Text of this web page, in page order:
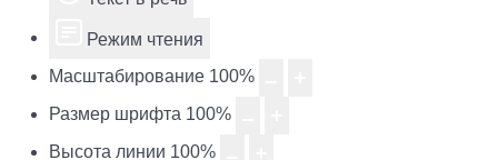
Режим чтения
Масштабирование 100%
Размер шрифта 100%
Высота линии 100%